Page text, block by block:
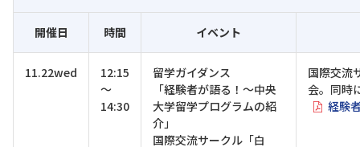
開催日 時間 イベント
11.22wed
12:15
～
14:30
留学ガイダンス
「経験者が語る！～中央
大学留学プログラムの紹
介」
国際交流サークル「白
国際交流
会。同時
経験